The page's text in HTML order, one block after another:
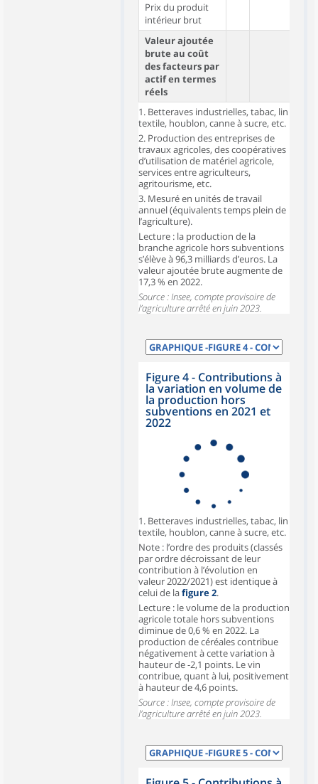
Prix du produit
intérieur brut
Valeur ajoutée
brute au coût
des facteurs par
actif en termes
réels
1. Betteraves industrielles, tabac, lin
textile, houblon, canne à sucre, etc.
2. Production des entreprises de
travaux agricoles, des coopératives
d’utilisation de matériel agricole,
services entre agriculteurs,
agritourisme, etc.
3. Mesuré en unités de travail
annuel (équivalents temps plein de
l’agriculture).
Lecture : la production de la
branche agricole hors subventions
s’élève à 96,3 milliards d’euros. La
valeur ajoutée brute augmente de
17,3 % en 2022.
Source : Insee, compte provisoire de
l’agriculture arrêté en juin 2023.
Figure 4 - Contributions à
la variation en volume de
la production hors
subventions en 2021 et
2022
1. Betteraves industrielles, tabac, lin
textile, houblon, canne à sucre, etc.
Note : l’ordre des produits (classés
par ordre décroissant de leur
contribution à l’évolution en
valeur 2022/2021) est identique à
celui de lafigure 2.
Lecture : le volume de la production
agricole totale hors subventions
diminue de 0,6 % en 2022. La
production de céréales contribue
négativement à cette variation à
hauteur de -2,1 points. Le vin
contribue, quant à lui, positivement
à hauteur de 4,6 points.
Source : Insee, compte provisoire de
l’agriculture arrêté en juin 2023.